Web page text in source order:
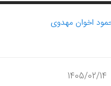
اخوان مهدوی
1405/02/14